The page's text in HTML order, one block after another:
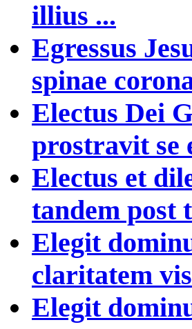
illius ...
Egressus
spinae
Electus Dei
prostravit se
Electus et
tandem post
Elegit
claritatem
Elegit